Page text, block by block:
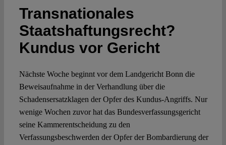
Spotlight
Transnationales
Staatshaftungsrecht?
Kundus vor Gericht
Nächste Woche beginnt vor dem Landgericht Bonn die
Beweisaufnahme in der Verhandlung über die
Schadensersatzklagen der Opfer des Kundus-Angriffs. Nur
wenige Wochen zuvor hat das Bundesverfassungsgericht
seine Kammerentscheidung zu den
Verfassungsbeschwerden der Opfer der Bombardierung der